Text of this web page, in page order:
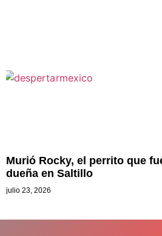
Murió Rocky, el perrito que
dueña en Saltillo
julio 23, 2026